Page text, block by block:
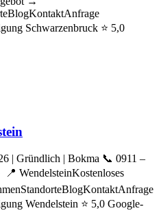
Schwarzenbruck ⭐ 5,0
| Gründlich | Bokma 📞 0911 –
WendelsteinKostenloses
Wendelstein ⭐ 5,0 Google-